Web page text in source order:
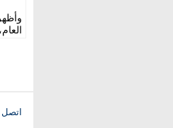
العام،
اتصل